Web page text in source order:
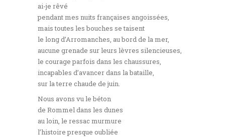
ai-je rêvé
pendant mes nuits françaises angoissées,
mais toutes les bouches se taisent
le long d’Arromanches, au bord de la mer,
aucune grenade sur leurs lèvres silencieuses,
le courage parfois dans les chaussures,
incapables d’avancer dans la bataille,
sur la terre chaude de juin.
Nous avons vu le béton
de Rommel dans les dunes
au loin, le ressac murmure
l’histoire presque oubliée